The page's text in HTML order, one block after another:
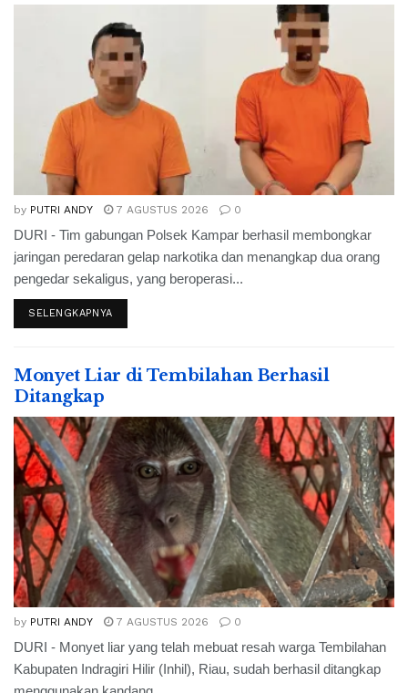
by PUTRI ANDY 7 AGUSTUS 2026 0
DURI - Tim gabungan Polsek Kampar berhasil membongkar
jaringan peredaran gelap narkotika dan menangkap dua orang
pengedar sekaligus, yang beroperasi...
SELENGKAPNYA
Monyet Liar di Tembilahan Berhasil
Ditangkap
by PUTRI ANDY 7 AGUSTUS 2026 0
DURI - Monyet liar yang telah mebuat resah warga Tembilahan
Kabupaten Indragiri Hilir (Inhil), Riau, sudah berhasil ditangkap